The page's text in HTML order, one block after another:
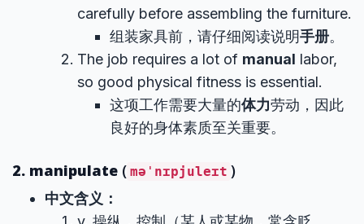
carefully before assembling the furniture.
组装家具前，请仔细阅读说明手册。
The job requires a lot of manual labor,
so good physical fitness is essential.
这项工作需要大量的体力劳动，因此
良好的身体素质至关重要。
2. manipulate ( məˈnɪpjuleɪt )
中文含义：